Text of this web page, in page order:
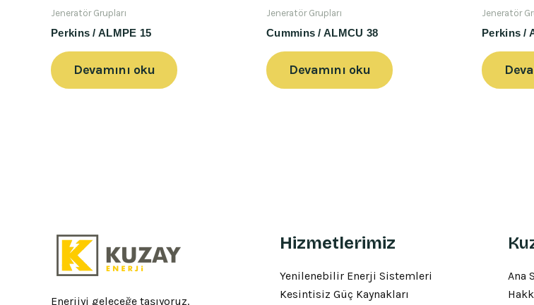
Jeneratör Grupları
Perkins / ALMPE 15
Devamını oku
Jeneratör Grupları
Cummins / ALMCU 38
Devamını oku
Jeneratör
Perkins /
Enerjiyi geleceğe taşıyoruz.
Hizmetlerimiz
Yenilenebilir Enerji Sistemleri
Kesintisiz Güç Kaynakları
Ana